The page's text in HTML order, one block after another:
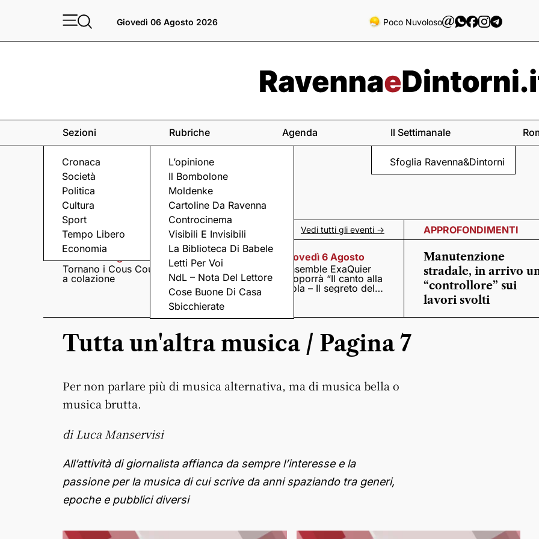
Giovedì 06 Agosto 2026 Poco Nuvoloso
Sezioni
Cronaca
Società
Politica
Cultura
Sport
Tempo Libero
Economia
Rubriche
L’opinione
Il Bombolone
Moldenke
Cartoline Da Ravenna
Controcinema
Visibili E Invisibili
La Biblioteca Di Babele
Letti Per Voi
NdL – Nota Del Lettore
Cose Buone Di Casa
Sbicchierate
Agenda Il Settimanale
Sfoglia Ravenna&Dintorni
Eventi a Ravenna e dintorni Vedi tutti gli eventi ->
Tornano i Cous Cous
a colazione
Giovedì 6 Agosto
Visita serale nella
Pieve romanica di
San Pietro in Sylvis
Giovedì 6 Agosto
Ensemble ExaQuier
proporrà “Il canto alla
viola – Il segreto del
APPROFONDIMENTI
Manutenzione
stradale, in arrivo
“controllore” sui
lavori svolti
Tutta un'altra musica / Pagina 7
Per non parlare più di musica alternativa, ma di musica bella o
musica brutta.
di Luca Manservisi
All’attività di giornalista affianca da sempre l’interesse e la
passione per la musica di cui scrive da anni spaziando tra generi,
epoche e pubblici diversi